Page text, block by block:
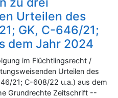
Urteilen des
GK, C-646/21;
dem Jahr 2024
im Flüchtlingsrecht /
Urteilen des
21; C-608/22 u.a.) aus dem
Grundrechte Zeitschrift --